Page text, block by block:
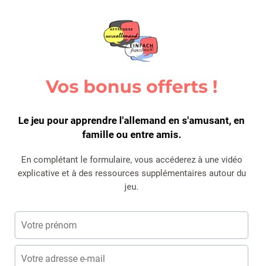
Vos bonus offerts !
Le jeu pour apprendre l'allemand en s'amusant, en
famille ou entre amis.
En complétant le formulaire, vous accéderez à une vidéo
explicative et à des ressources supplémentaires autour du
jeu.